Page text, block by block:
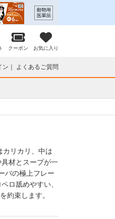
クーポン お気に入り
ン よくあるご質問
リカリ、中は
材とスープが一
バの極上フレー
ロ舐めやすい、
約束します。